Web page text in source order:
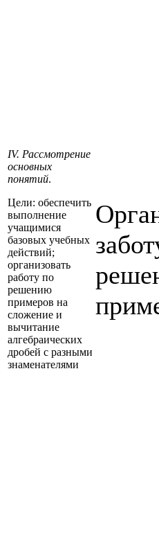
IV. Рассмотрение
основных
понятий.
Цели: обеспечить
выполнение
учащимися
базовых учебных
действий;
организовать
работу по
решению
примеров на
сложение и
вычитание
алгебраических
дробей с разными
знаменателями